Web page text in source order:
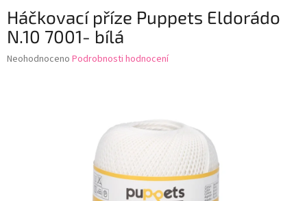
Háčkovací příze Puppets Eldorádo
N.10 7001- bílá
Průměrné
Neohodnoceno Podrobnosti hodnocení